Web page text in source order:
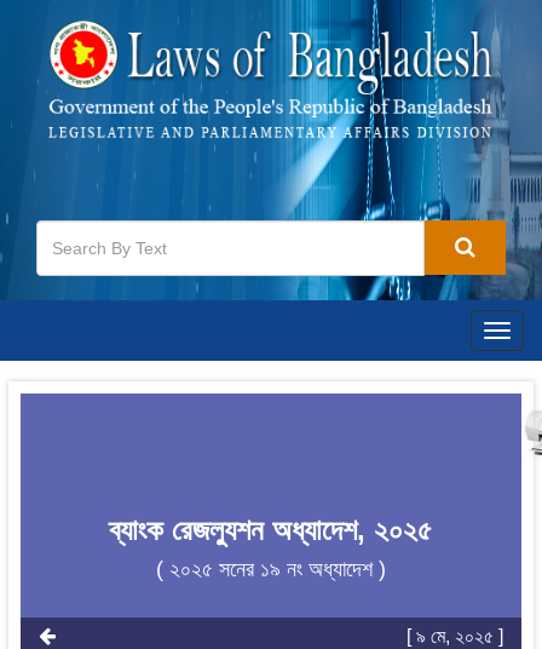
ব্যাংক রেজল্যুশন অধ্যাদেশ, ২০২৫
( ২০২৫ সনের ১৯ নং অধ্যাদেশ )
[ ৯ মে, ২০২৫ ]